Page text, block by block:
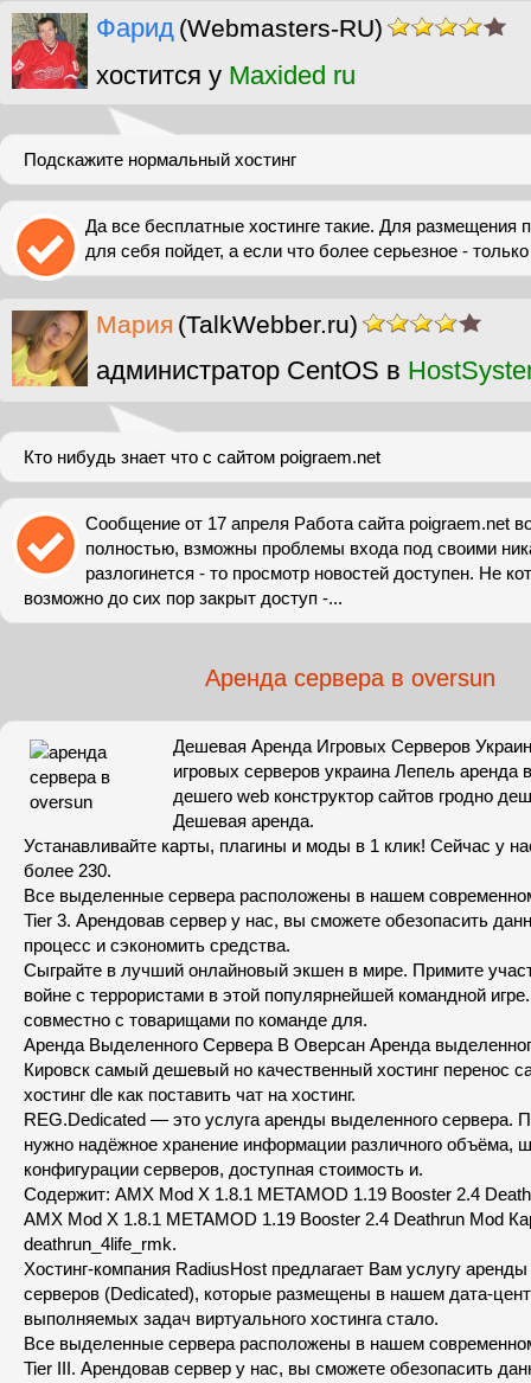
Фарид (Webmasters-RU)
хостится у Maxided ru
Подскажите нормальный хостинг
Да все бесплатные хостинге такие. Для размещения
для себя пойдет, а если что более серьезное -
Мария (TalkWebber.ru)
администратор CentOS в
Кто нибудь знает что с сайтом poigraem.net
Сообщение от 17 апреля Работа сайта poigraem.net
полностью, взможны проблемы входа под своими
разлогинется - то просмотр новостей доступен. Не
возможно до сих пор закрыт доступ -...
Аренда сервера в oversun
Дешевая Аренда Игровых Серверов
игровых серверов украина Лепель аренда
дешего web конструктор сайтов гродно
Дешевая аренда.
Устанавливайте карты, плагины и моды в 1 клик! Сейчас у
более 230.
Все выделенные сервера расположены в нашем
Tier 3. Арендовав сервер у нас, вы сможете обезопасить
процесс и сэкономить средства.
Сыграйте в лучший онлайновый экшен в мире. Примите
войне с террористами в этой популярнейшей командной
совместно с товарищами по команде для.
Аренда Выделенного Сервера В Оверсан Аренда
Кировск самый дешевый но качественный хостинг перенос
хостинг dle как поставить чат на хостинг.
REG.Dedicated — это услуга аренды выделенного сервера.
нужно надёжное хранение информации различного объёма,
конфигурации серверов, доступная стоимость и.
Содержит: AMX Mod X 1.8.1 METAMOD 1.19 Booster 2.4
AMX Mod X 1.8.1 METAMOD 1.19 Booster 2.4 Deathrun Mod
deathrun_4life_rmk.
Хостинг-компания RadiusHost предлагает Вам услугу
серверов (Dedicated), которые размещены в нашем дата-
выполняемых задач виртуального хостинга стало.
Все выделенные сервера расположены в нашем
Tier III. Арендовав сервер у нас, вы сможете обезопасить